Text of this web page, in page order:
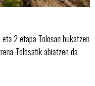
2 etapa Tolosan bukatzen
Tolosatik abiatzen da